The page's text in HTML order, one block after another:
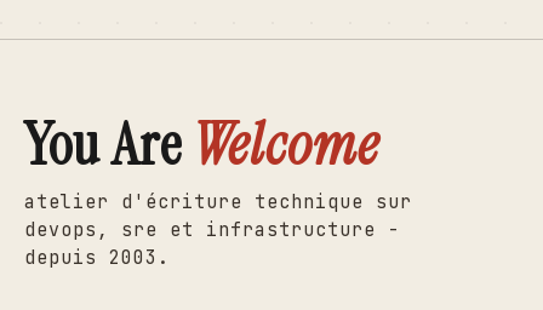
You Are Welcome
atelier d'écriture technique sur
devops, sre et infrastructure -
depuis 2003.